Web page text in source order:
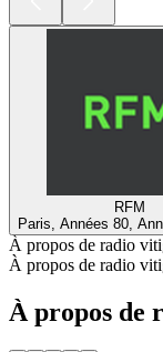
RFM
Paris, Années 80,
À propos de radio
À propos de radio
À propos de